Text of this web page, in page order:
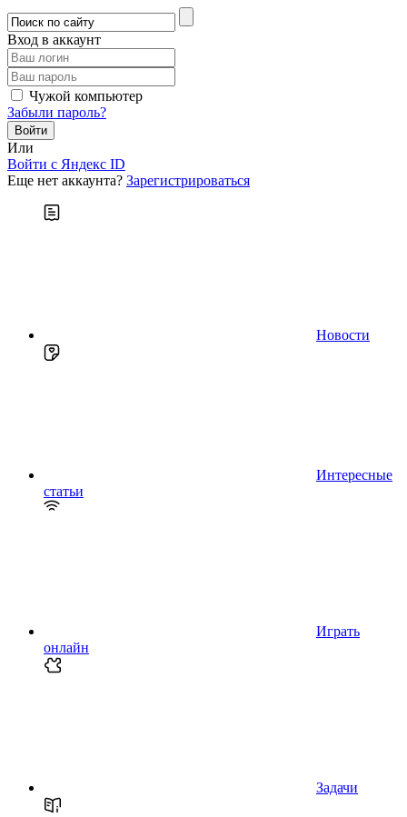
Вход в аккаунт
Чужой компьютер
Забыли пароль?
Или
Войти c Яндекс ID
Еще нет аккаунта? Зарегистрироваться
Новости
Интересные
статьи
Играть
онлайн
Задачи